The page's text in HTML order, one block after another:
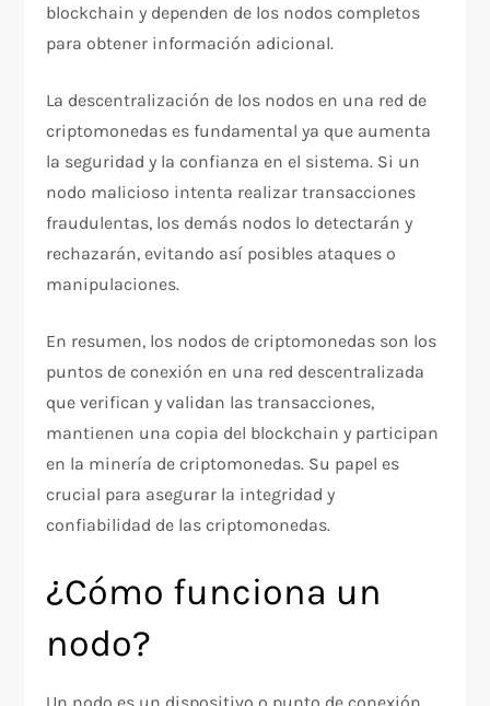
blockchain y dependen de los nodos completos
para obtener información adicional.
La descentralización de los nodos en una red de
criptomonedas es fundamental ya que aumenta
la seguridad y la confianza en el sistema. Si un
nodo malicioso intenta realizar transacciones
fraudulentas, los demás nodos lo detectarán y
rechazarán, evitando así posibles ataques o
manipulaciones.
En resumen, los nodos de criptomonedas son los
puntos de conexión en una red descentralizada
que verifican y validan las transacciones,
mantienen una copia del blockchain y participan
en la minería de criptomonedas. Su papel es
crucial para asegurar la integridad y
confiabilidad de las criptomonedas.
¿Cómo funciona un
nodo?